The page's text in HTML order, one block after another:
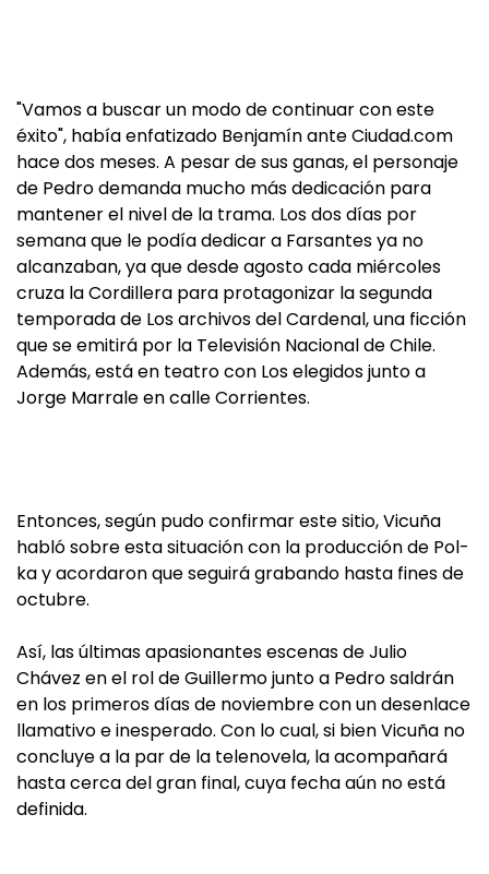
"Vamos a buscar un modo de continuar con este
éxito", había enfatizado Benjamín ante Ciudad.com
hace dos meses. A pesar de sus ganas, el personaje
de Pedro demanda mucho más dedicación para
mantener el nivel de la trama. Los dos días por
semana que le podía dedicar a Farsantes ya no
alcanzaban, ya que desde agosto cada miércoles
cruza la Cordillera para protagonizar la segunda
temporada de Los archivos del Cardenal, una ficción
que se emitirá por la Televisión Nacional de Chile.
Además, está en teatro con Los elegidos junto a
Jorge Marrale en calle Corrientes.
Entonces, según pudo confirmar este sitio, Vicuña
habló sobre esta situación con la producción de Pol-
ka y acordaron que seguirá grabando hasta fines de
octubre.
Así, las últimas apasionantes escenas de Julio
Chávez en el rol de Guillermo junto a Pedro saldrán
en los primeros días de noviembre con un desenlace
llamativo e inesperado. Con lo cual, si bien Vicuña no
concluye a la par de la telenovela, la acompañará
hasta cerca del gran final, cuya fecha aún no está
definida.